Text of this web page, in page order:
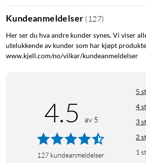
Kundeanmeldelser ( 127)
Her ser du hva andre kunder synes. Vi viser
utelukkende av kunder som har kjøpt
www.kjell.com/no/vilkar/kundeanmeldelser
4.5 av 5
127 kundeanmeldelser
5
4
3
2
1